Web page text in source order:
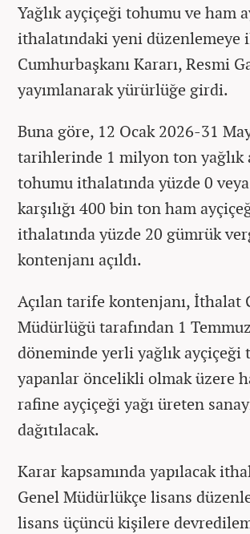
Yağlık ayçiçeği tohumu ve ham
ithalatındaki yeni düzenlemeye
Cumhurbaşkanı Kararı, Resmi
yayımlanarak yürürlüğe girdi.
Buna göre, 12 Ocak 2026-31
tarihlerinde 1 milyon ton yağlık
tohumu ithalatında yüzde 0
karşılığı 400 bin ton ham
ithalatında yüzde 20 gümrük
kontenjanı açıldı.
Açılan tarife kontenjanı, İthalat
Müdürlüğü tarafından 1
döneminde yerli yağlık ayçiçeği
yapanlar öncelikli olmak üzere
rafine ayçiçeği yağı üreten
dağıtılacak.
Karar kapsamında yapılacak
Genel Müdürlükçe lisans
lisans üçüncü kişilere